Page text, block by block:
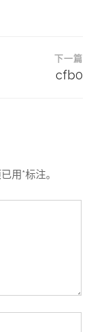
下一篇
cfb0
用*标注。